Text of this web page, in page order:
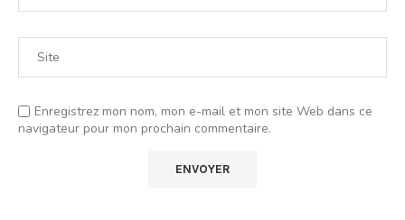
Enregistrez mon nom, mon e-mail et mon site Web dans ce
navigateur pour mon prochain commentaire.